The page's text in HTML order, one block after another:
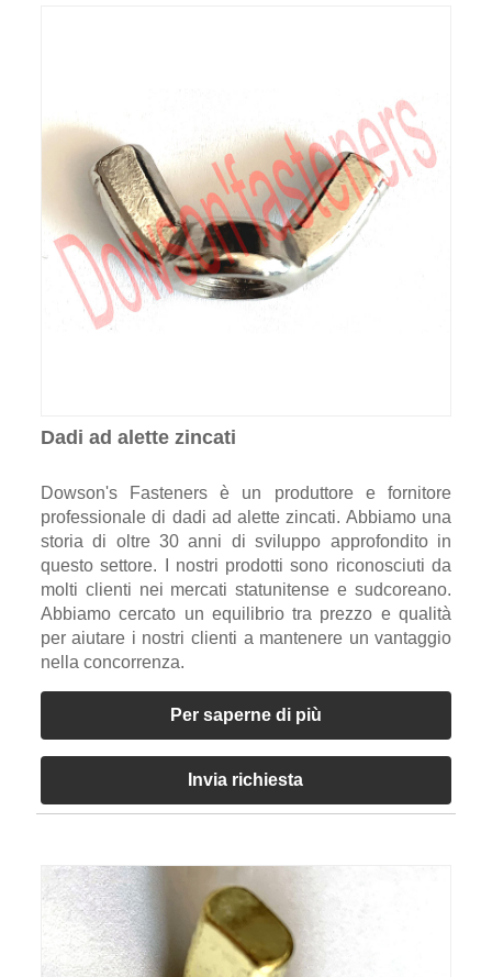
Dadi ad alette zincati
Dowson's Fasteners è un produttore e fornitore
professionale di dadi ad alette zincati. Abbiamo una
storia di oltre 30 anni di sviluppo approfondito in
questo settore. I nostri prodotti sono riconosciuti da
molti clienti nei mercati statunitense e sudcoreano.
Abbiamo cercato un equilibrio tra prezzo e qualità
per aiutare i nostri clienti a mantenere un vantaggio
nella concorrenza.
Per saperne di più
Invia richiesta